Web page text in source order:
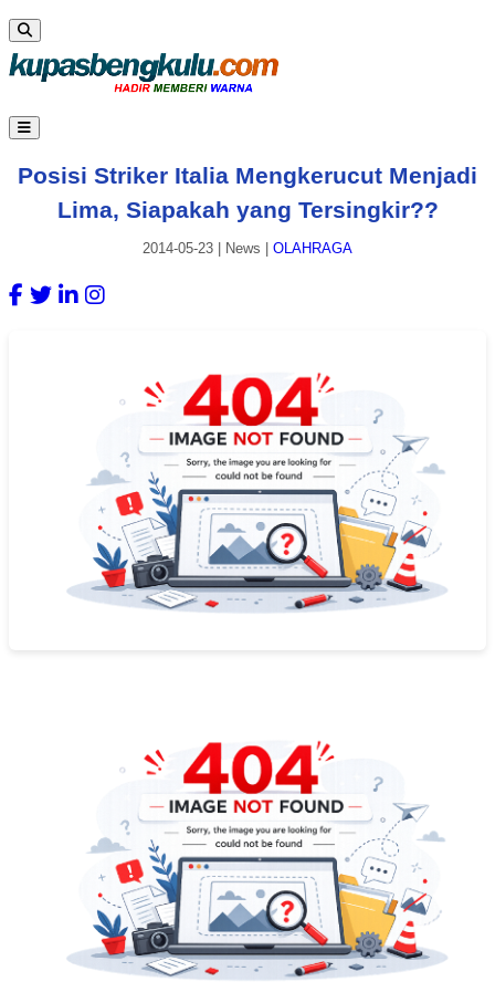
Posisi Striker Italia Mengkerucut Menjadi
Lima, Siapakah yang Tersingkir??
2014-05-23 News OLAHRAGA